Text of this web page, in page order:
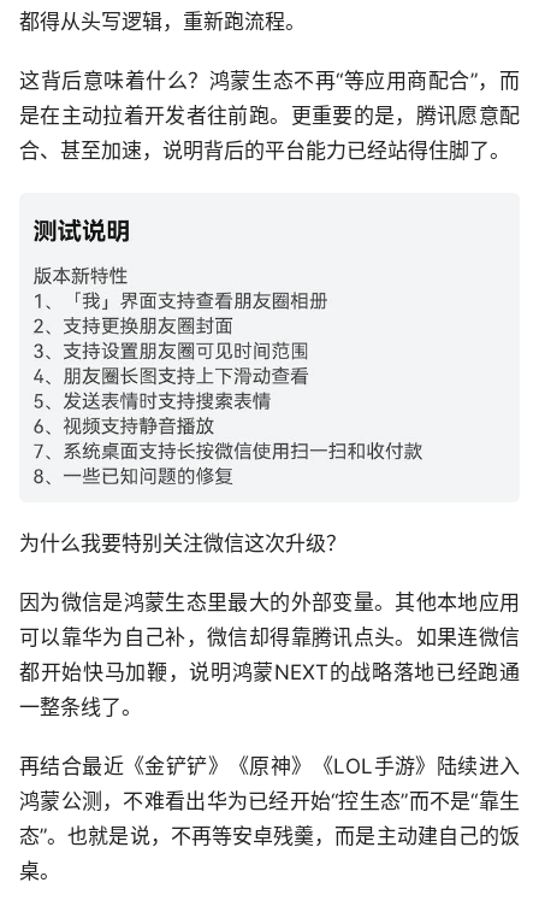
都得从头写逻辑，重新跑流程。
这背后意味着什么？鸿蒙生态不再“等应用商配合”，而
是在主动拉着开发者往前跑。更重要的是，腾讯愿意配
合、甚至加速，说明背后的平台能力已经站得住脚了。
为什么我要特别关注微信这次升级？
因为微信是鸿蒙生态里最大的外部变量。其他本地应用
可以靠华为自己补，微信却得靠腾讯点头。如果连微信
都开始快马加鞭，说明鸿蒙NEXT的战略落地已经跑通
一整条线了。
再结合最近《金铲铲》《原神》《LOL手游》陆续进入
鸿蒙公测，不难看出华为已经开始“控生态”而不是“靠生
态”。也就是说，不再等安卓残羹，而是主动建自己的饭
桌。